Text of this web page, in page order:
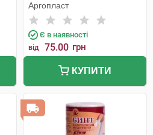
Аргопласт
Є в наявності
від 75.00 грн
КУПИТИ